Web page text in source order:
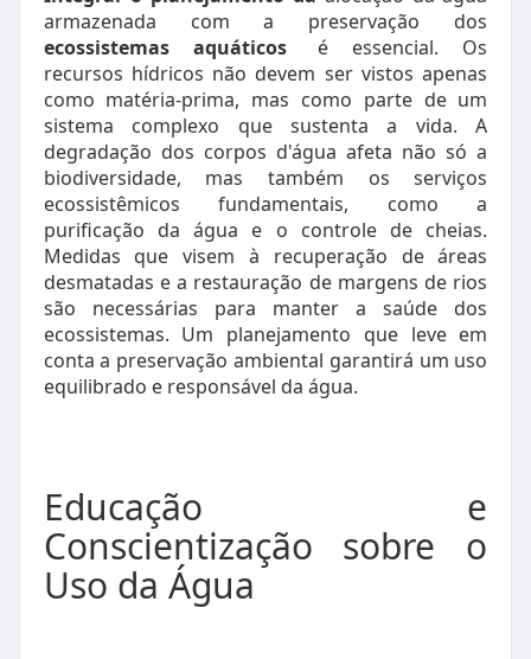
armazenada com a preservação dos
ecossistemas aquáticos
é essencial. Os
recursos hídricos não devem ser vistos apenas
como matéria-prima, mas como parte de um
sistema complexo que sustenta a vida. A
degradação dos corpos d'água afeta não só a
biodiversidade, mas também os serviços
ecossistêmicos fundamentais, como a
purificação da água e o controle de cheias.
Medidas que visem à recuperação de áreas
desmatadas e a restauração de margens de rios
são necessárias para manter a saúde dos
ecossistemas. Um planejamento que leve em
conta a preservação ambiental garantirá um uso
equilibrado e responsável da água.
Educação e
Conscientização sobre o
Uso da Água